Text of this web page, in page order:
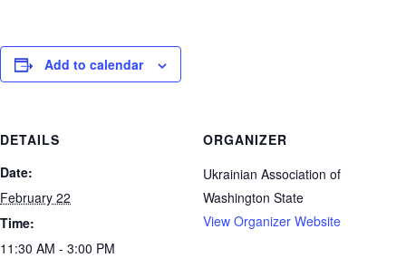
Add to calendar
DETAILS
Date:
February 22
Time:
11:30 AM - 3:00 PM
ORGANIZER
Ukrainian Association of
Washington State
View Organizer Website